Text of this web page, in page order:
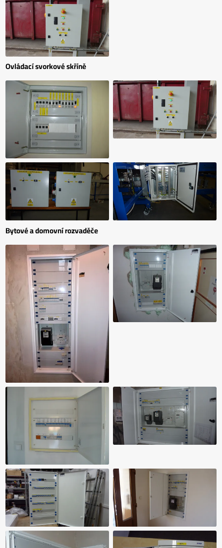
Ovládací svorkové skříně
Bytové a domovní rozvaděče